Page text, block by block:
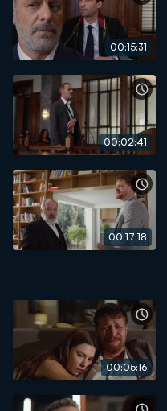
00:15:31
00:02:41
00:17:18
00:05:16